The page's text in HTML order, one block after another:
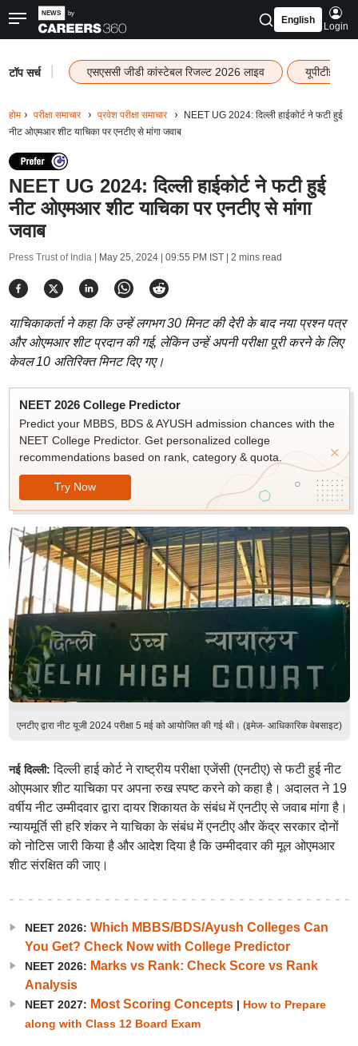
English
Login
टॉप सर्च एसएससी जीडी कांस्टेबल रिजल्ट 2026 लाइव यूपीटीईटी
होम परीक्षा समाचार प्रवेश परीक्षा समाचार
NEET UG 2024: दिल्ली हाईकोर्ट ने फटी हुई
नीट ओएमआर शीट याचिका पर एनटीए से मांगा जवाब
NEET UG 2024: दिल्ली हाईकोर्ट ने फटी हुई
नीट ओएमआर शीट याचिका पर एनटीए से मांगा
जवाब
Press Trust of India | May 25, 2024 | 09:55 PM IST| 2 mins read
याचिकाकर्ता ने कहा कि उन्हें लगभग 30 मिनट की देरी के बाद नया प्रश्न पत्र
और ओएमआर शीट प्रदान की गई, लेकिन उन्हें अपनी परीक्षा पूरी करने के लिए
केवल 10 अतिरिक्त मिनट दिए गए।
NEET 2026 College Predictor
Predict your MBBS, BDS & AYUSH admission chances with the
NEET College Predictor. Get personalized college
recommendations based on rank, category & quota.
Try Now
एनटीए द्वारा नीट यूजी 2024 परीक्षा 5 मई को आयोजित की गई थी। (इमेज- आधिकारिक वेबसाइट)
नई दिल्ली:दिल्ली हाई कोर्ट ने राष्ट्रीय परीक्षा एजेंसी (एनटीए) से फटी हुई नीट
ओएमआर शीट याचिका पर अपना रुख स्पष्ट करने को कहा है। अदालत ने 19
वर्षीय नीट उम्मीदवार द्वारा दायर शिकायत के संबंध में एनटीए से जवाब मांगा है।
न्यायमूर्ति सी हरि शंकर ने याचिका के संबंध में एनटीए और केंद्र सरकार दोनों
को नोटिस जारी किया है और आदेश दिया है कि उम्मीदवार की मूल ओएमआर
शीट संरक्षित की जाए।
NEET 2026: Which MBBS/BDS/Ayush Colleges Can
You Get? Check Now with College Predictor
NEET 2026: Marks vs Rank: Check Score vs Rank
Analysis
NEET 2027: Most Scoring Concepts| How to Prepare
along with Class 12 Board Exam